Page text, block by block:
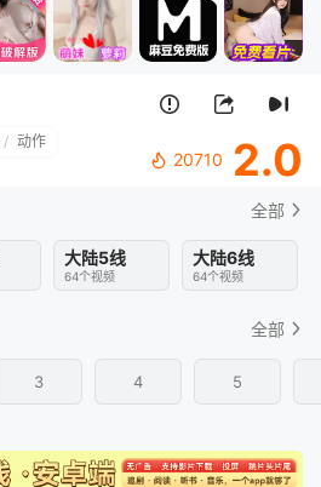
/ 动作
20710 2.0
全部
大陆5线
64个视频
大陆6线
64个视频
全部
3 4 5